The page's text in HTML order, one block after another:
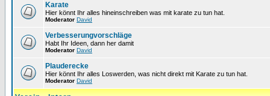
Karate
Hier könnt Ihr alles hineinschreiben was mit karate zu tun hat.
Moderator David
Verbesserungvorschläge
Habt Ihr Ideen, dann her damit
Moderator David
Plauderecke
Hier könnt Ihr alles Loswerden, was nicht direkt mit Karate zu tun hat.
Moderator David